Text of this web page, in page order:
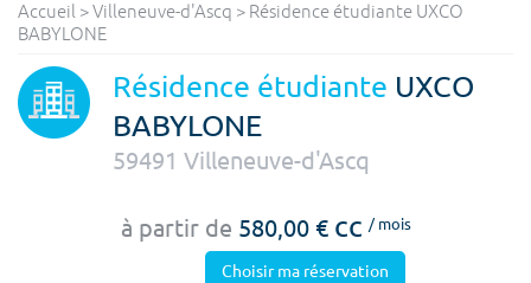
Votre recherche
Ville, école
€
Accueil >Villeneuve-d'Ascq > Résidence étudiante UXCO
BABYLONE
Résidence étudiante UXCO
BABYLONE
59491 Villeneuve-d'Ascq
à partir de 580,00 € cc / mois
Choisir ma réservation